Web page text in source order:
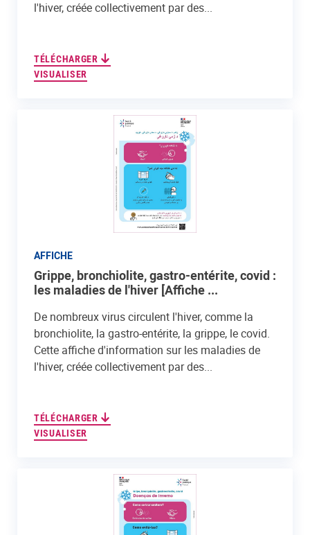
l'hiver, créée collectivement par des...
TÉLÉCHARGER
VISUALISER
AFFICHE
Grippe, bronchiolite, gastro-entérite, covid :
les maladies de l'hiver [Affiche ...
De nombreux virus circulent l'hiver, comme la
bronchiolite, la gastro-entérite, la grippe, le covid.
Cette affiche d'information sur les maladies de
l'hiver, créée collectivement par des...
TÉLÉCHARGER
VISUALISER